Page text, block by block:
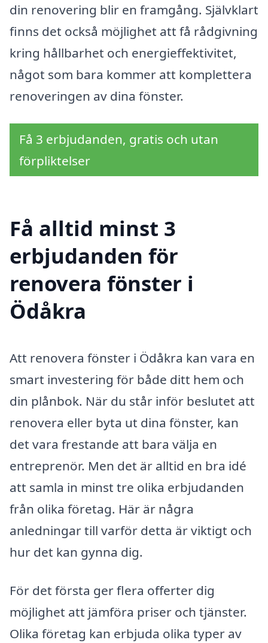
din renovering blir en framgång. Självklart
finns det också möjlighet att få rådgivning
kring hållbarhet och energieffektivitet,
något som bara kommer att komplettera
renoveringen av dina fönster.
Få 3 erbjudanden, gratis och utan
förpliktelser
Få alltid minst 3
erbjudanden för
renovera fönster i
Ödåkra
Att renovera fönster i Ödåkra kan vara en
smart investering för både ditt hem och
din plånbok. När du står inför beslutet att
renovera eller byta ut dina fönster, kan
det vara frestande att bara välja en
entreprenör. Men det är alltid en bra idé
att samla in minst tre olika erbjudanden
från olika företag. Här är några
anledningar till varför detta är viktigt och
hur det kan gynna dig.
För det första ger flera offerter dig
möjlighet att jämföra priser och tjänster.
Olika företag kan erbjuda olika typer av